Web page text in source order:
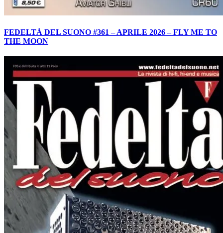
FEDELTÀ DEL SUONO #361 – APRILE 2026 – FLY ME TO
THE MOON